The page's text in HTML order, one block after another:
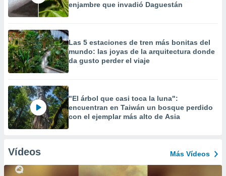
enjambre que invadió Daguestán
Las 5 estaciones de tren más bonitas del
mundo: las joyas de la arquitectura donde
da gusto perder el viaje
"El árbol que casi toca la luna":
encuentran en Taiwán un bosque perdido
con el ejemplar más alto de Asia
Vídeos Más Vídeos